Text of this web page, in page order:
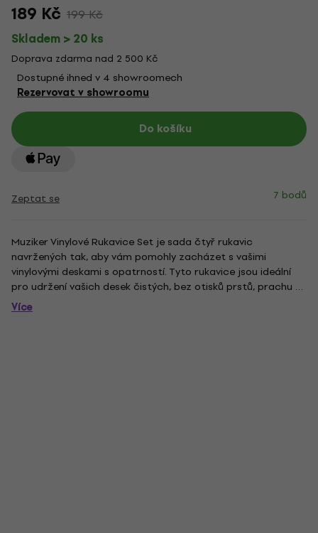
189 Kč 199 Kč
Skladem > 20 ks
Doprava zdarma nad 2 500 Kč
Dostupné ihned v 4 showroomech
Rezervovat v showroomu
Do košíku
Zeptat se 7 bodů
Muziker Vinylové Rukavice Set je sada čtyř rukavic
navržených tak, aby vám pomohly zacházet s vašimi
vinylovými deskami s opatrností. Tyto rukavice jsou ideální
pro udržení vašich desek čistých, bez otisků prstů, prachu a
jiných nečistot.
Více